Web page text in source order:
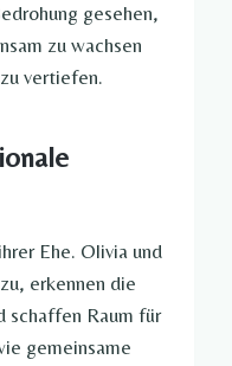
gesehen,
zu wachsen
vertiefen.
Ehe. Olivia und
erkennen die
schaffen Raum für
gemeinsame